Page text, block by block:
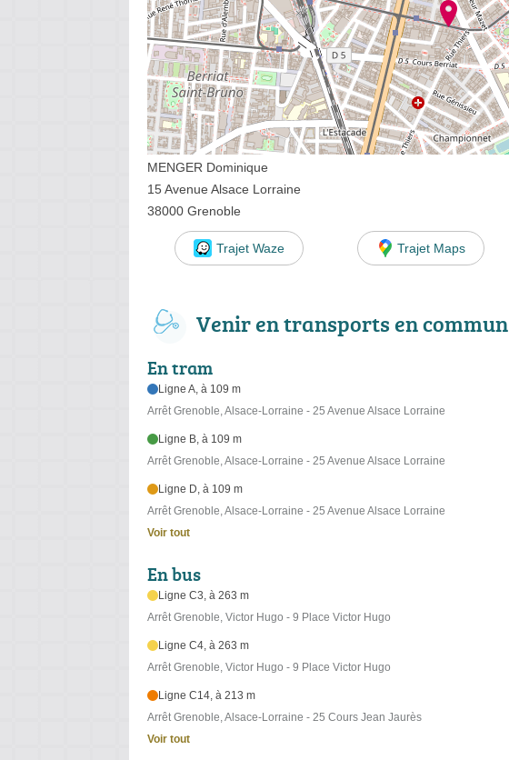
MENGER Dominique
15 Avenue Alsace Lorraine
38000 Grenoble
Trajet Waze Trajet Maps
Venir en transports en commun
En tram
Ligne A, à 109 m
Arrêt Grenoble, Alsace-Lorraine - 25 Avenue Alsace Lorraine
Ligne B, à 109 m
Arrêt Grenoble, Alsace-Lorraine - 25 Avenue Alsace Lorraine
Ligne D, à 109 m
Arrêt Grenoble, Alsace-Lorraine - 25 Avenue Alsace Lorraine
Voir tout
En bus
Ligne C3, à 263 m
Arrêt Grenoble, Victor Hugo - 9 Place Victor Hugo
Ligne C4, à 263 m
Arrêt Grenoble, Victor Hugo - 9 Place Victor Hugo
Ligne C14, à 213 m
Arrêt Grenoble, Alsace-Lorraine - 25 Cours Jean Jaurès
Voir tout